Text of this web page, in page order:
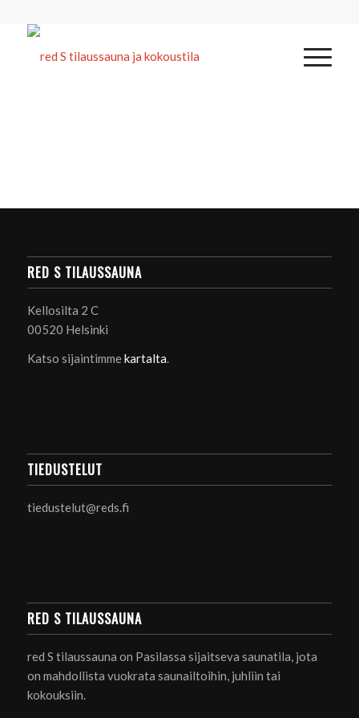
RED S TILAUSSAUNA
Kellosilta 2 C
00520 Helsinki
Katso sijaintimmekartalta.
TIEDUSTELUT
tiedustelut@reds.fi
RED S TILAUSSAUNA
red S tilaussauna on Pasilassa sijaitseva saunatila, jota
on mahdollista vuokrata saunailtoihin, juhliin tai
kokouksiin.